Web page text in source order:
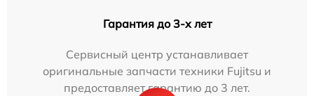
Гарантия до 3-х лет
Сервисный центр устанавливает
оригинальные запчасти техники Fujitsu и
предоставляет гарантию до 3 лет.